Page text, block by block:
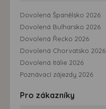
Dovolená Španělsko 2026
Dovolená Bulharsko 2026
Dovolená Řecko 2026
Dovolená Chorvatsko 2026
Dovolená Itálie 2026
Poznávací zájezdy 2026
Pro zákazníky